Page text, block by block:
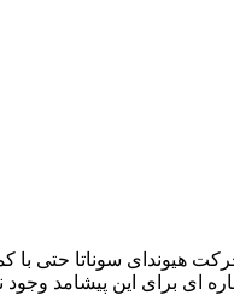
هیوندای سوناتا حتی
ای برای این پیشامد